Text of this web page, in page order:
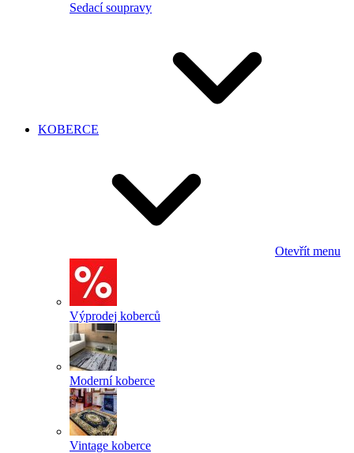
Sedací soupravy
KOBERCE
Otevřít menu
Výprodej koberců
Moderní koberce
Vintage koberce